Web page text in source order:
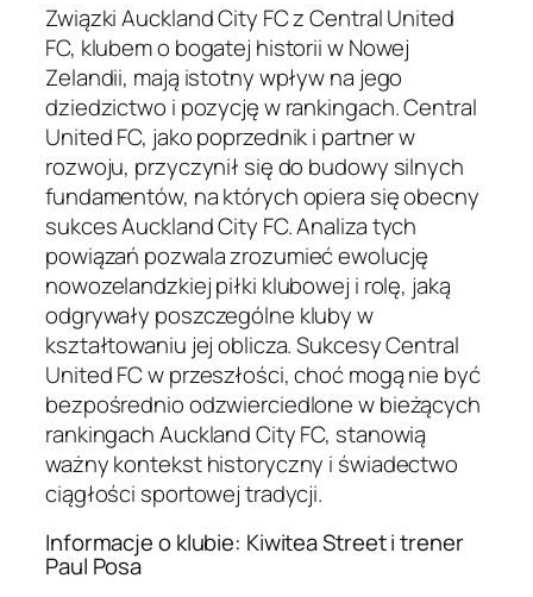
Związki Auckland City FC z Central United
FC, klubem o bogatej historii w Nowej
Zelandii, mają istotny wpływ na jego
dziedzictwo i pozycję w rankingach. Central
United FC, jako poprzednik i partner w
rozwoju, przyczynił się do budowy silnych
fundamentów, na których opiera się obecny
sukces Auckland City FC. Analiza tych
powiązań pozwala zrozumieć ewolucję
nowozelandzkiej piłki klubowej i rolę, jaką
odgrywały poszczególne kluby w
kształtowaniu jej oblicza. Sukcesy Central
United FC w przeszłości, choć mogą nie być
bezpośrednio odzwierciedlone w bieżących
rankingach Auckland City FC, stanowią
ważny kontekst historyczny i świadectwo
ciągłości sportowej tradycji.
Informacje o klubie: Kiwitea Street i trener
Paul Posa